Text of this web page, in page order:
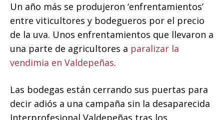
Un año más se produjeron ‘enfrentamientos’
entre viticultores y bodegueros por el precio
de la uva. Unos enfrentamientos que llevaron a
una parte de agricultores a paralizar la
vendimia en Valdepeñas.
Las bodegas están cerrando sus puertas para
decir adiós a una campaña sin la desaparecida